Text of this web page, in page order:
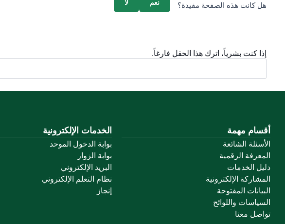
هل كانت هذه الصفحة مفيدة؟ لا نعم
إذا كنت بشرياً، اترك هذا الحقل فارغاً.
أقسام مهمة
الأسئلة الشائعة
المعرفة الرقمية
دليل الخدمات
المشاركة الإلكترونية
البيانات المفتوحة
السياسات واللوائح
تواصل معنا
الخدمات الإلكترونية
بوابة الدخول الموحد
بوابة الزوار
البريد الإلكتروني
نظام التعلم الإلكتروني
إنجاز